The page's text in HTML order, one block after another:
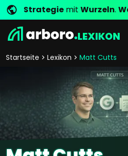
Strategie mit Wurzeln.
LEXIKON
Startseite Lexikon Matt Cutts